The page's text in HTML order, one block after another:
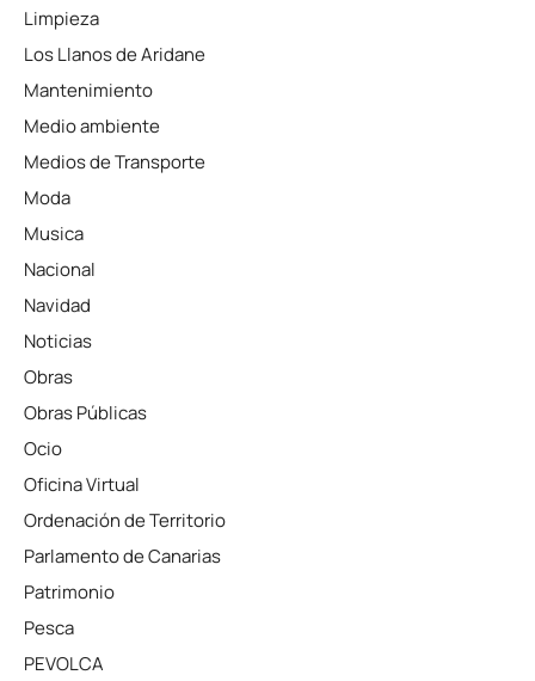
Limpieza
Los Llanos de Aridane
Mantenimiento
Medio ambiente
Medios de Transporte
Moda
Musica
Nacional
Navidad
Noticias
Obras
Obras Públicas
Ocio
Oficina Virtual
Ordenación de Territorio
Parlamento de Canarias
Patrimonio
Pesca
PEVOLCA